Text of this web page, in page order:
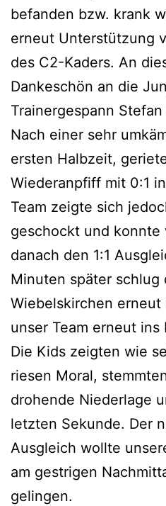
befanden bzw. krank
erneut Unterstützung
des C2-Kaders. An
Dankeschön an die
Trainergespann
Nach einer sehr
ersten Halbzeit,
Wiederanpfiff mit 0:1
Team zeigte sich
geschockt und konnte
danach den 1:1
Minuten später schlug
Wiebelskirchen
unser Team erneut
Die Kids zeigten wie
riesen Moral,
drohende Niederlage
letzten Sekunde. Der
Ausgleich wollte
am gestrigen
gelingen.